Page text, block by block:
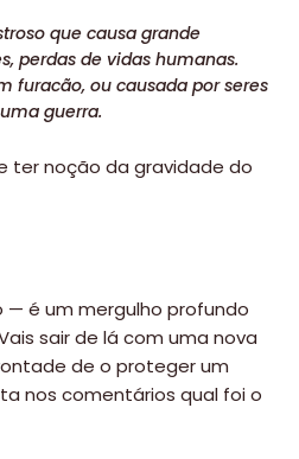
que causa grande
perdas de vidas humanas.
furacão, ou causada por seres
guerra.
ter noção da gravidade do